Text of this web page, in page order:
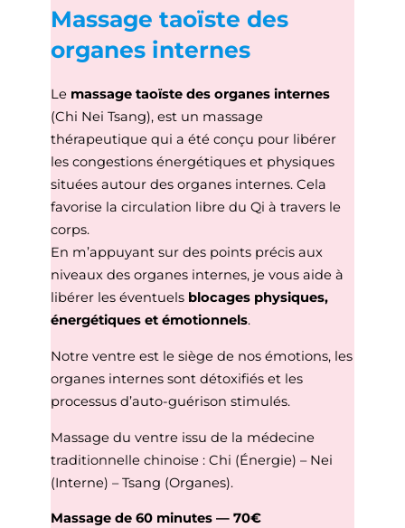
Massage taoïste des
organes internes
Le massage taoïste des organes internes
(Chi Nei Tsang), est un massage
thérapeutique qui a été conçu pour libérer
les congestions énergétiques et physiques
situées autour des organes internes. Cela
favorise la circulation libre du Qi à travers le
corps.
En m’appuyant sur des points précis aux
niveaux des organes internes, je vous aide à
libérer les éventuels blocages physiques,
énergétiques et émotionnels.
Notre ventre est le siège de nos émotions, les
organes internes sont détoxifiés et les
processus d’auto-guérison stimulés.
Massage du ventre issu de la médecine
traditionnelle chinoise : Chi (Énergie) – Nei
(Interne) – Tsang (Organes).
Massage de 60 minutes — 70€